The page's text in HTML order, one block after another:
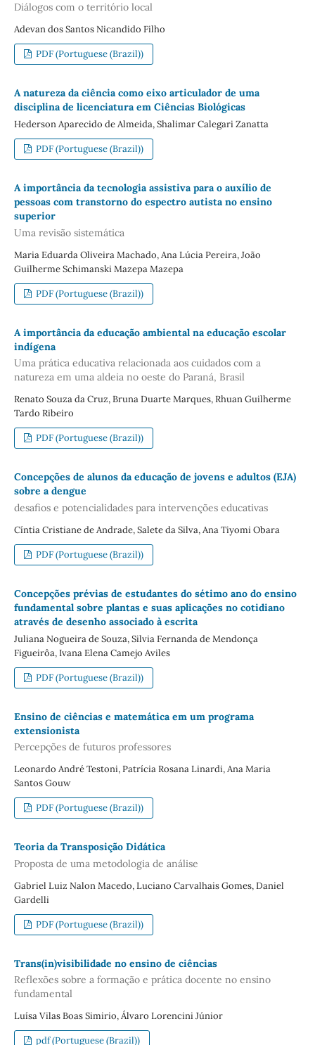
Diálogos com o território local
Adevan dos Santos Nicandido Filho
PDF (Portuguese (Brazil))
A natureza da ciência como eixo articulador de uma
disciplina de licenciatura em Ciências Biológicas
Hederson Aparecido de Almeida, Shalimar Calegari Zanatta
PDF (Portuguese (Brazil))
A importância da tecnologia assistiva para o auxílio de
pessoas com transtorno do espectro autista no ensino
superior
Uma revisão sistemática
Maria Eduarda Oliveira Machado, Ana Lúcia Pereira, João
Guilherme Schimanski Mazepa Mazepa
PDF (Portuguese (Brazil))
A importância da educação ambiental na educação escolar
indígena
Uma prática educativa relacionada aos cuidados com a
natureza em uma aldeia no oeste do Paraná, Brasil
Renato Souza da Cruz, Bruna Duarte Marques, Rhuan Guilherme
Tardo Ribeiro
PDF (Portuguese (Brazil))
Concepções de alunos da educação de jovens e adultos (EJA)
sobre a dengue
desafios e potencialidades para intervenções educativas
Cíntia Cristiane de Andrade, Salete da Silva, Ana Tiyomi Obara
PDF (Portuguese (Brazil))
Concepções prévias de estudantes do sétimo ano do ensino
fundamental sobre plantas e suas aplicações no cotidiano
através de desenho associado à escrita
Juliana Nogueira de Souza, Silvia Fernanda de Mendonça
Figueirôa, Ivana Elena Camejo Aviles
PDF (Portuguese (Brazil))
Ensino de ciências e matemática em um programa
extensionista
Percepções de futuros professores
Leonardo André Testoni, Patrícia Rosana Linardi, Ana Maria
Santos Gouw
PDF (Portuguese (Brazil))
Teoria da Transposição Didática
Proposta de uma metodologia de análise
Gabriel Luiz Nalon Macedo, Luciano Carvalhais Gomes, Daniel
Gardelli
PDF (Portuguese (Brazil))
Trans(in)visibilidade no ensino de ciências
Reflexões sobre a formação e prática docente no ensino
fundamental
Luísa Vilas Boas Simirio, Álvaro Lorencini Júnior
pdf (Portuguese (Brazil))